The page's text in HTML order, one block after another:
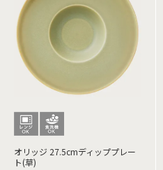
オリッジ 27.5cmディッププレー
ト(草)